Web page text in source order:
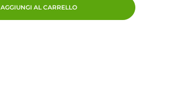
AGGIUNGI AL CARRELLO